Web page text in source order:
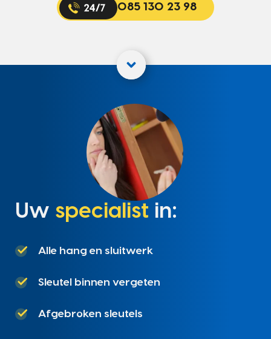
085 130 23 98
Uw specialist in:
Alle hang en sluitwerk
Sleutel binnen vergeten
Afgebroken sleutels